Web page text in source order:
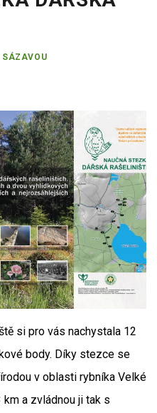
SÁZAVOU
si pro vás nachystala 12
body. Díky stezce se
v oblasti rybníka Velké
km a zvládnou ji tak s